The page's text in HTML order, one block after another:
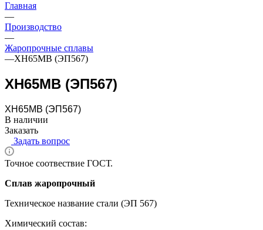
Главная
—
Производство
—
Жаропрочные сплавы
—ХН65МВ (ЭП567)
ХН65МВ (ЭП567)
ХН65МВ (ЭП567)
В наличии
Заказать
Задать вопрос
Точное соотвествие ГОСТ.
Сплав жаропрочный
Техническое название стали (ЭП 567)
Химический состав: